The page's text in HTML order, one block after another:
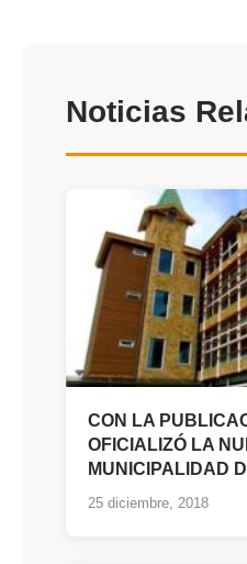
Noticias
CON LA
OFICIALIZÓ LA
MUNICIPALIDAD
25 diciembre, 2018